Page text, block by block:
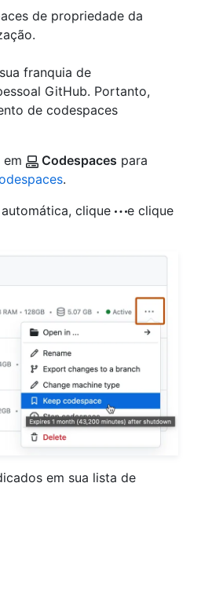
de propriedade da
franquia de
GitHub. Portanto,
de codespaces
em Codespaces para
.
clique
e clique
em sua lista de